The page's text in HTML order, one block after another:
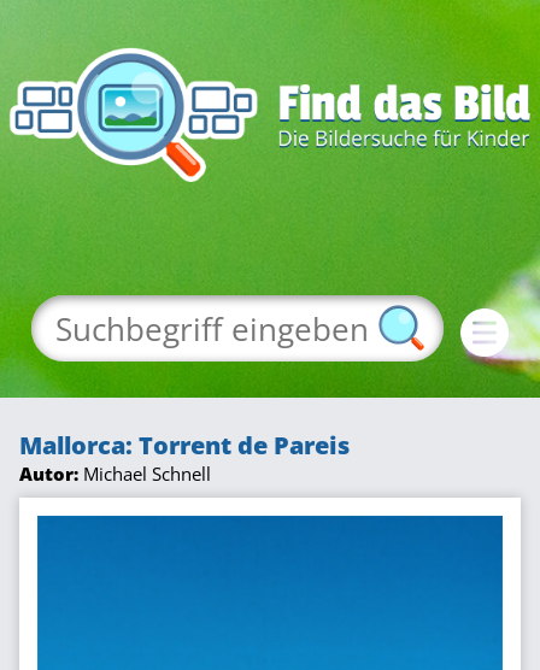
Mallorca: Torrent de Pareis
Autor: Michael Schnell